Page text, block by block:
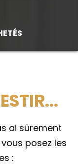
ai sûrement
posez les
: